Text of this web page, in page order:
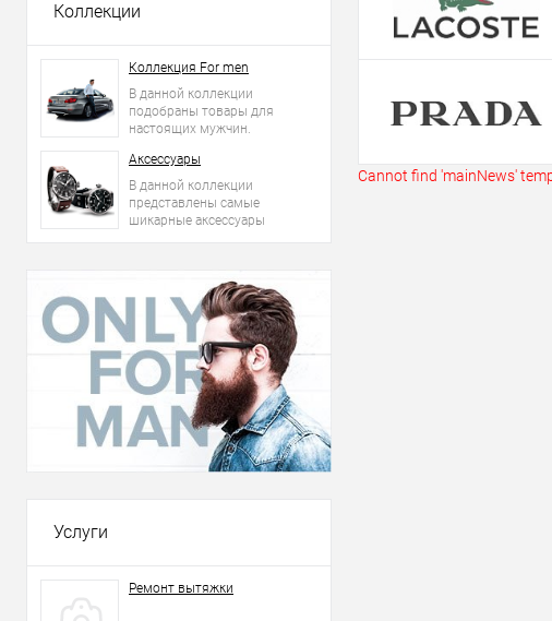
Коллекции
Коллекция For men
В данной коллекции
подобраны товары для
настоящих мужчин.
Аксессуары
В данной коллекции
представлены самые
шикарные аксессуары
Услуги
Ремонт вытяжки
Cannot find 'mainNews'